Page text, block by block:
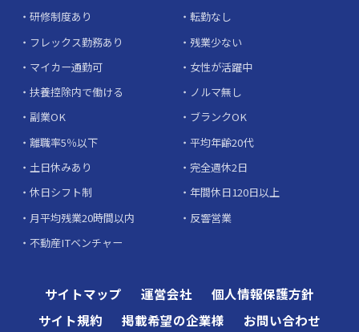
研修制度あり
転勤なし
フレックス勤務あり
残業少ない
マイカー通勤可
女性が活躍中
扶養控除内で働ける
ノルマ無し
副業OK
ブランクOK
離職率5％以下
平均年齢20代
土日休みあり
完全週休2日
休日シフト制
年間休日120日以上
月平均残業20時間以内
反響営業
不動産ITベンチャー
サイトマップ 運営会社
個人情報保護方針
サイト規約
掲載希望の企業様 お問い合わせ